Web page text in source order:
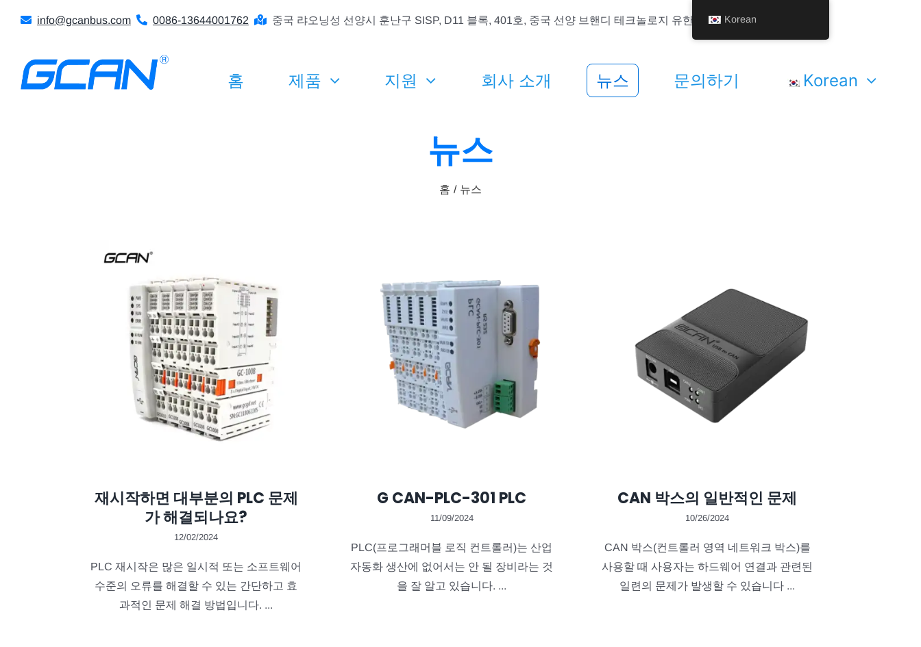
info@gcanbus.com 0086-13644001762 중국 랴오닝성 선양시 훈난구 SISP, D11 블록, 401호, 중국 선양 브핸디 테크놀로지 유한공사.
홈 제품 지원 회사 소개 뉴스 문의하기 Korean
뉴스
홈 뉴스
재시작하면 대부분의 PLC 문제
가 해결되나요?
12/02/2024
PLC 재시작은 많은 일시적 또는 소프트웨어
수준의 오류를 해결할 수 있는 간단하고 효
과적인 문제 해결 방법입니다. ...
G CAN-PLC-301 PLC
11/09/2024
PLC(프로그래머블 로직 컨트롤러)는 산업
자동화 생산에 없어서는 안 될 장비라는 것
을 잘 알고 있습니다. ...
CAN 박스의 일반적인 문제
10/26/2024
CAN 박스(컨트롤러 영역 네트워크 박스)를
사용할 때 사용자는 하드웨어 연결과 관련된
일련의 문제가 발생할 수 있습니다 ...
Korean